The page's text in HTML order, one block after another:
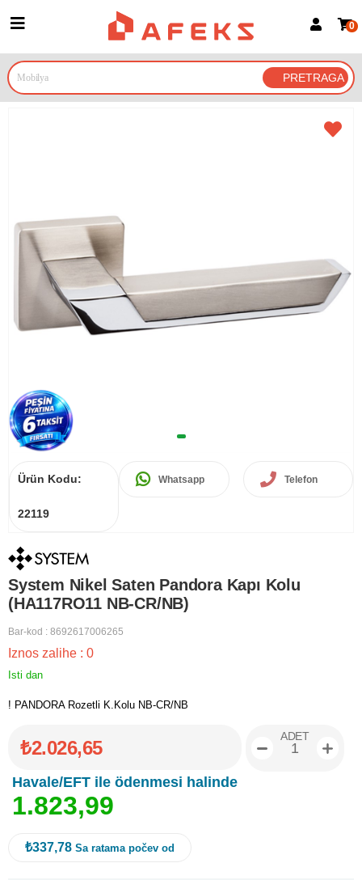
Prijava za članove
Prijavite se Google nalogom
0
Ürün Kodu:
22119
Whatsapp Telefon
System Nikel Saten Pandora Kapı Kolu
(HA117RO11 NB-CR/NB)
Bar-kod : 8692617006265
Iznos zalihe : 0
Isti dan
! PANDORA Rozetli K.Kolu NB-CR/NB
₺2.026,65
Havale/EFT ile ödenmesi halinde
1.823,99
ADET
₺337,78 Sa ratama počev od